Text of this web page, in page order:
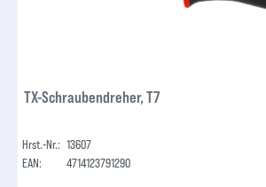
TX-Schraubendreher, T7
Hrst.-Nr.: 13607
EAN:
4714123791290